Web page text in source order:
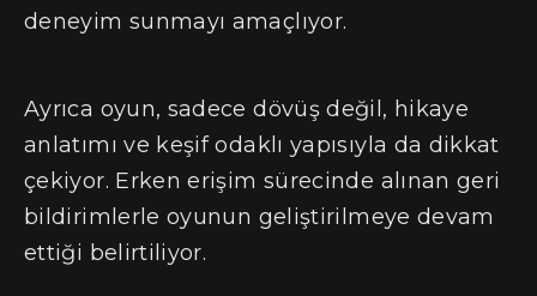
deneyim sunmayı amaçlıyor.
Ayrıca oyun, sadece dövüş değil, hikaye
anlatımı ve keşif odaklı yapısıyla da dikkat
çekiyor. Erken erişim sürecinde alınan geri
bildirimlerle oyunun geliştirilmeye devam
ettiği belirtiliyor.